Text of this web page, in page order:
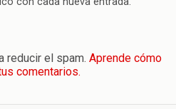
reducir el spam. Aprende cómo
comentarios.